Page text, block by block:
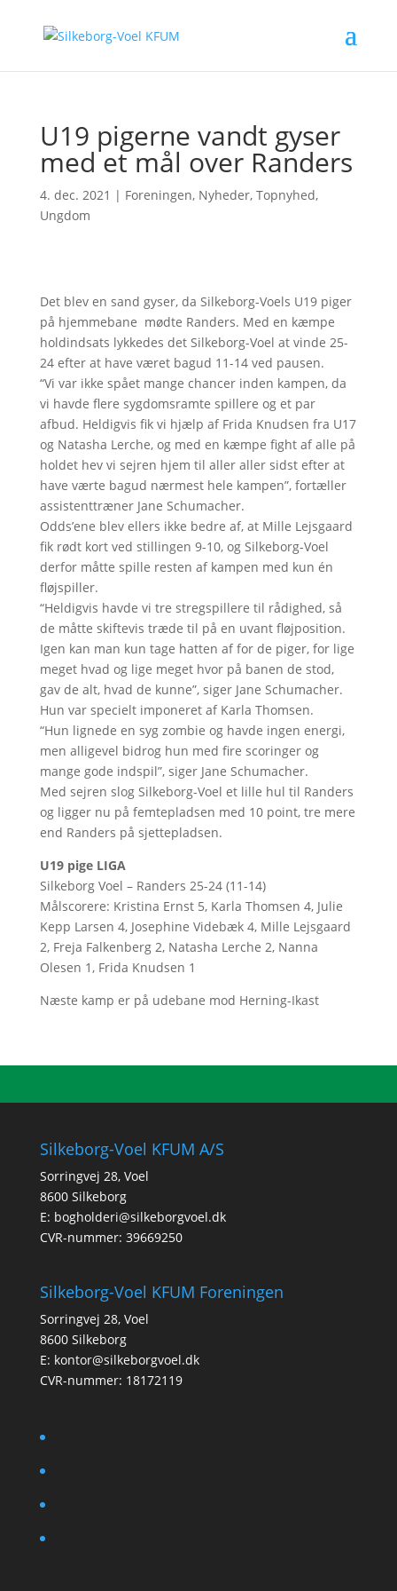
U19 pigerne vandt gyser
med et mål over Randers
4. dec. 2021 | Foreningen, Nyheder, Topnyhed,
Ungdom
Det blev en sand gyser, da Silkeborg-Voels U19 piger
på hjemmebane mødte Randers. Med en kæmpe
holdindsats lykkedes det Silkeborg-Voel at vinde 25-
24 efter at have været bagud 11-14 ved pausen.
“Vi var ikke spået mange chancer inden kampen, da
vi havde flere sygdomsramte spillere og et par
afbud. Heldigvis fik vi hjælp af Frida Knudsen fra U17
og Natasha Lerche, og med en kæmpe fight af alle på
holdet hev vi sejren hjem til aller aller sidst efter at
have værte bagud nærmest hele kampen”, fortæller
assistenttræner Jane Schumacher.
Odds’ene blev ellers ikke bedre af, at Mille Lejsgaard
fik rødt kort ved stillingen 9-10, og Silkeborg-Voel
derfor måtte spille resten af kampen med kun én
fløjspiller.
“Heldigvis havde vi tre stregspillere til rådighed, så
de måtte skiftevis træde til på en uvant fløjposition.
Igen kan man kun tage hatten af for de piger, for lige
meget hvad og lige meget hvor på banen de stod,
gav de alt, hvad de kunne”, siger Jane Schumacher.
Hun var specielt imponeret af Karla Thomsen.
“Hun lignede en syg zombie og havde ingen energi,
men alligevel bidrog hun med fire scoringer og
mange gode indspil”, siger Jane Schumacher.
Med sejren slog Silkeborg-Voel et lille hul til Randers
og ligger nu på femtepladsen med 10 point, tre mere
end Randers på sjettepladsen.
U19 pige LIGA
Silkeborg Voel – Randers 25-24 (11-14)
Målscorere: Kristina Ernst 5, Karla Thomsen 4, Julie
Kepp Larsen 4, Josephine Videbæk 4, Mille Lejsgaard
2, Freja Falkenberg 2, Natasha Lerche 2, Nanna
Olesen 1, Frida Knudsen 1
Næste kamp er på udebane mod Herning-Ikast
Silkeborg-Voel KFUM A/S
Sorringvej 28, Voel
8600 Silkeborg
E: bogholderi@silkeborgvoel.dk
CVR-nummer: 39669250
Silkeborg-Voel KFUM Foreningen
Sorringvej 28, Voel
8600 Silkeborg
E: kontor@silkeborgvoel.dk
CVR-nummer: 18172119